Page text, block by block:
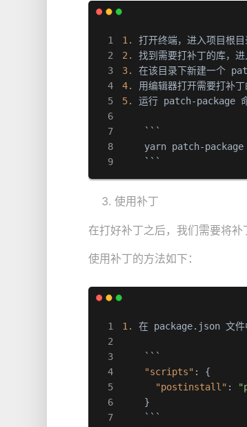
1.
2.
3.
4.
5.
运行 patch-package 命
    ```
yarn patch-package
    ```
使用补丁
在打好补丁之后，我们需要将补
使用补丁的方法如下：
1. 在 package.json 文
    ```
"scripts" :
{
"postinstall" :
}